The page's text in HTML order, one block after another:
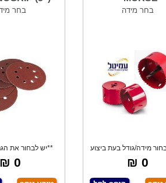
בחר מידה
מידה/גודל בעת ביצוע
ההזמנה**
0 ₪
בחר
**יש לבחור את
בעת0 ₪